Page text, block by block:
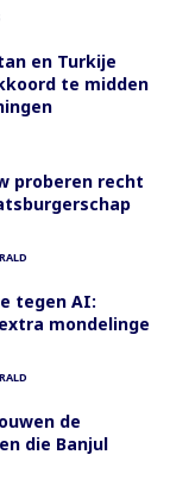
en Turkije
te midden
proberen recht
tegen AI:
mondelinge
de
die Banjul